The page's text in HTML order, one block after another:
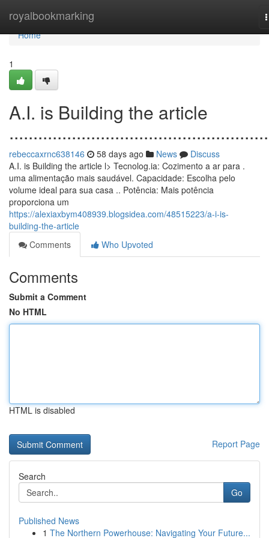
royalbookmarking
Home
Home
1
A.I. is Building the article
rebeccaxrnc638146 58 days ago News
Discuss
A.I. is Building the article l> Tecnolog.ia: Cozimento a ar para .
uma alimentação mais saudável. Capacidade: Escolha pelo
volume ideal para sua casa .. Potência: Mais potência
proporciona um
https://alexiaxbym408939.blogsidea.com/48515223/a-i-is-
building-the-article
Comments
Who Upvoted
Comments
Submit a Comment
No HTML
HTML is disabled
Report Page
Search
Go
Published News
1 The Northern Powerhouse: Navigating Your Future...